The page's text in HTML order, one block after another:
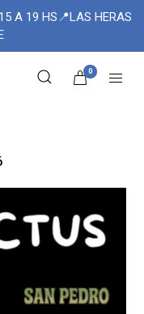
A 19 HS📍LAS HERAS
0